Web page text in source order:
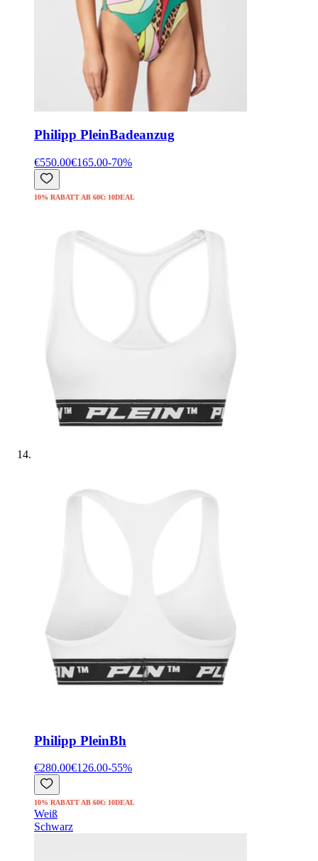
Philipp PleinBadeanzug
€550.00€165.00-70%
10% RABATT AB 60€: 10DEAL
Philipp PleinBh
€280.00€126.00-55%
10% RABATT AB 60€: 10DEAL
Weiß
Schwarz